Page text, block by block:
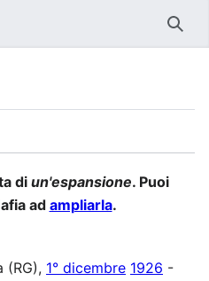
diun'espansione. Puoi
ad ampliarla.
(RG), 1° dicembre 1926 -